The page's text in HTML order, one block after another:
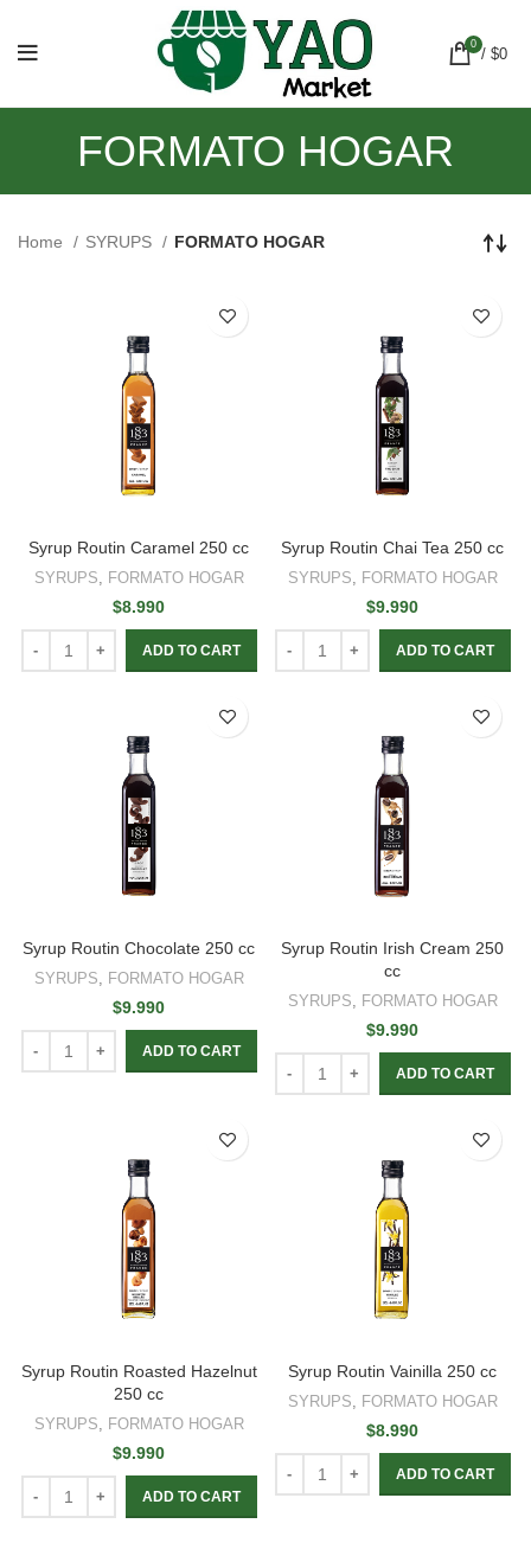
0
/ $0
FORMATO HOGAR
Home SYRUPS FORMATO HOGAR
Syrup Routin Caramel 250 cc
SYRUPS, FORMATO HOGAR
$8.990
ADD TO CART
Syrup Routin Chai Tea 250 cc
SYRUPS, FORMATO HOGAR
$9.990
ADD TO CART
Syrup Routin Chocolate 250 cc
SYRUPS, FORMATO HOGAR
$9.990
ADD TO CART
Syrup Routin Irish Cream 250
cc
SYRUPS, FORMATO HOGAR
$9.990
ADD TO CART
Syrup Routin Roasted Hazelnut
250 cc
SYRUPS, FORMATO HOGAR
$9.990
ADD TO CART
Syrup Routin Vainilla 250 cc
SYRUPS, FORMATO HOGAR
$8.990
ADD TO CART